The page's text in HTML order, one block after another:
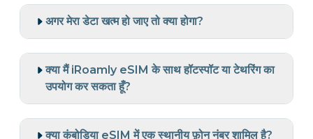
अगर मेरा डेटा खत्म हो जाए तो क्या होगा?
क्या मैं iRoamly eSIM के साथ हॉटस्पॉट या टेथरिंग का
उपयोग कर सकता हूँ?
क्या कंबोडिया eSIM में एक स्थानीय फ़ोन नंबर शामिल है?